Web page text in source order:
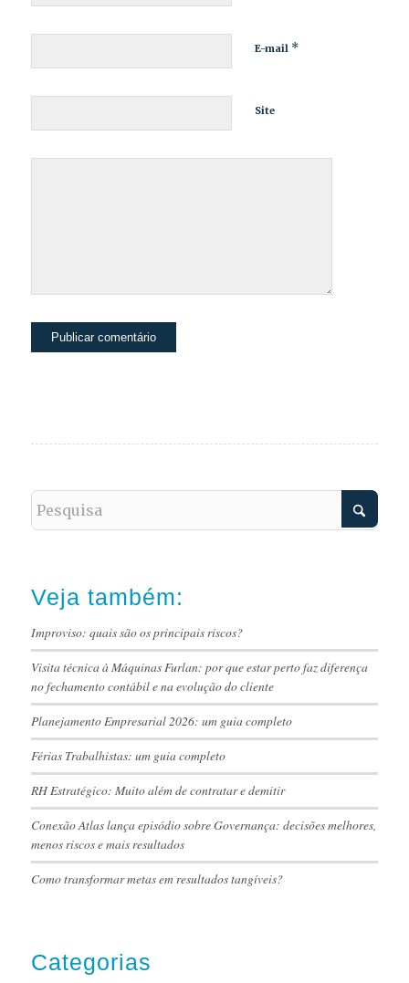
E-mail *
Site
Veja também:
Improviso: quais são os principais riscos?
Visita técnica à Máquinas Furlan: por que estar perto faz diferença
no fechamento contábil e na evolução do cliente
Planejamento Empresarial 2026: um guia completo
Férias Trabalhistas: um guia completo
RH Estratégico: Muito além de contratar e demitir
Conexão Atlas lança episódio sobre Governança: decisões melhores,
menos riscos e mais resultados
Como transformar metas em resultados tangíveis?
Categorias